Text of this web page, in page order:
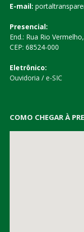
E-mail:
Presencial:
End.: Rua Rio
CEP: 68524-000
Eletrônico:
Ouvidoria / e-SIC
COMO CHEGAR À